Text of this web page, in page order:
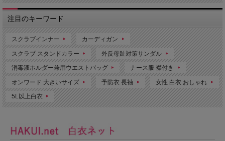
注目のキーワード
スクラブインナー カーディガン
スクラブ スタンドカラー 外反母趾対策サンダル
消毒液ホルダー兼用ウエストバッグ ナース服 襟付き
オンワード 大きいサイズ 予防衣 長袖 女性 白衣 おしゃれ
5L以上白衣